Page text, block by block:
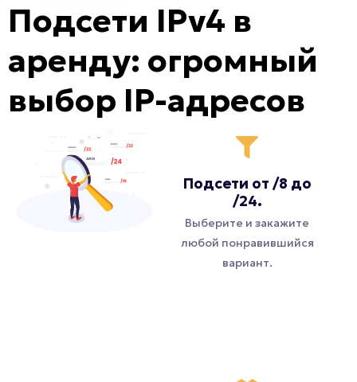
Подсети IPv4 в
аренду: огромный
выбор IP-адресов
Подсети от /8 до
/24.
Выберите и закажите
любой понравившийся
вариант.